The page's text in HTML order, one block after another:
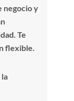
negocio y
Te
flexible.